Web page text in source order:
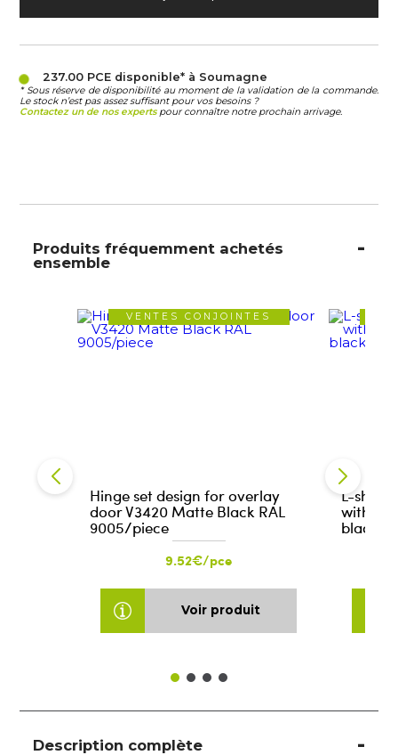
237.00 PCEdisponible* à Soumagne
* Sous réserve de disponibilité au moment de la validation de la commande.
Le stock n’est pas assez suffisant pour vos besoins ?
Contactez un de nos expertspour connaître notre prochain arrivage.
Produits fréquemment achetés
ensemble
VENTES CONJOINTES
Hinge set design for overlay
door V3420 Matte Black RAL
9005/piece
9.52€/pce
Voir produit
L-
with
black
Description complète